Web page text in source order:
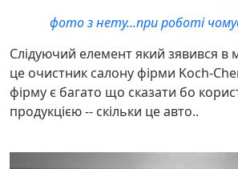
фото з нету...при роботі
Слідуючий елемент який зявився в
це очистник салону фірми Koch-
фірму є багато що сказати бо
продукцією -- скільки це авто..